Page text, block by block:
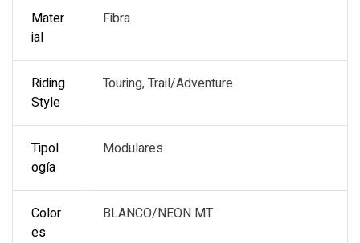
Mater
ial
Fibra
Riding
Style
Touring, Trail/Adventure
Tipol
ogía
Modulares
Color
es
BLANCO/NEON MT